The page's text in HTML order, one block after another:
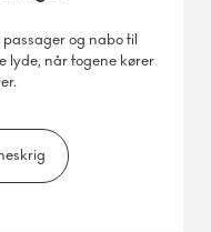
og nabo til
lyde, når togene kører